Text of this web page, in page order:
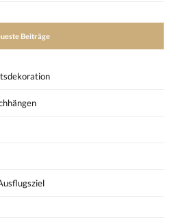
Beiträge